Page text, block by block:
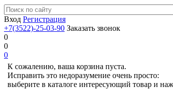
Вход Регистрация
+7(3522)-25-03-90 Заказать звонок
0
0
0
К сожалению, ваша корзина пуста.
Исправить это недоразумение очень просто:
выберите в каталоге интересующий товар и